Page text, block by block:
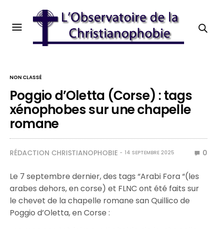
NON CLASSÉ
Poggio d’Oletta (Corse) : tags
xénophobes sur une chapelle
romane
RÉDACTION CHRISTIANOPHOBIE 14 SEPTEMBRE 2025 0
Le 7 septembre dernier, des tags “Arabi Fora “(les
arabes dehors, en corse) et FLNC ont été faits sur
le chevet de la chapelle romane san Quillico de
Poggio d’Oletta, en Corse :